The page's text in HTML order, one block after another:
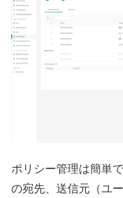
ポリシー管理は簡単
の宛先、送信元（ユ